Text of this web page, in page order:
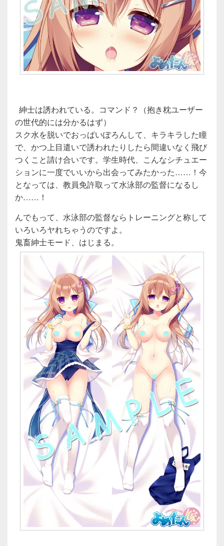
紳士は誘われている。コマンド？（抱き枕ユーザー
の世代的には分かるはず）
スク水を脱いでおっぱいぽろんして、キラキラした瞳
で、かつ上目遣いで誘われたりしたら間違いなく飛び
つくこと請け合いです。学生時代、こんなシチュエー
ションに一度でいいから出会ってみたかった……！今
となっては、教員免許取って水泳部の監督になるし
か……！
んでもって、水泳部の監督ならトレーニングと称して
いろいろヤれちゃうのですよ。
鬼畜紳士モード、はじまる。